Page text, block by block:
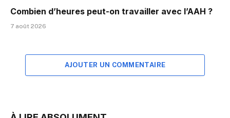
Combien d’heures peut-on travailler avec l’AAH ?
7 août 2026
AJOUTER UN COMMENTAIRE